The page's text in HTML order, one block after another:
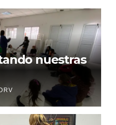
nuestras